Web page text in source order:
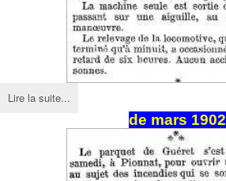
Lire la suite...
de mars 1902